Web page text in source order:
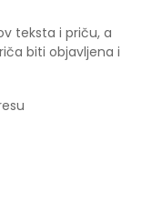
teksta i priču, a
biti objavljena i